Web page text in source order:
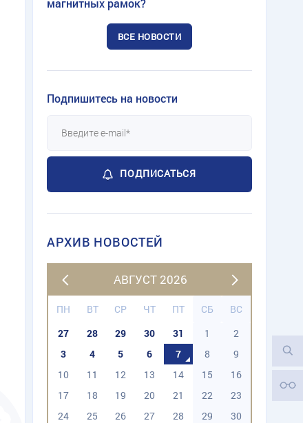
магнитных рамок?
ВСЕ НОВОСТИ
Подпишитесь на новости
ПОДПИСАТЬСЯ
АРХИВ НОВОСТЕЙ
АВГУСТ 2026
ПН ВТ СР ЧТ ПТ СБ
ВС
27
28 29 30 31 1
2
3
4 5 6 7 8
9
10
11 12 13 14 15
16
17
18 19 20 21 22
23
24
25 26 27 28 29
30